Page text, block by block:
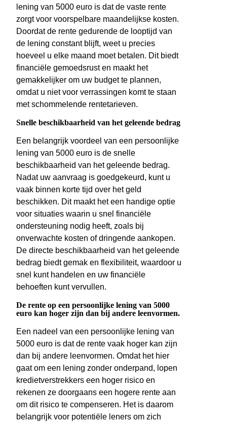
lening van 5000 euro is dat de vaste rente
zorgt voor voorspelbare maandelijkse kosten.
Doordat de rente gedurende de looptijd van
de lening constant blijft, weet u precies
hoeveel u elke maand moet betalen. Dit biedt
financiële gemoedsrust en maakt het
gemakkelijker om uw budget te plannen,
omdat u niet voor verrassingen komt te staan
met schommelende rentetarieven.
Snelle beschikbaarheid van het geleende bedrag
Een belangrijk voordeel van een persoonlijke
lening van 5000 euro is de snelle
beschikbaarheid van het geleende bedrag.
Nadat uw aanvraag is goedgekeurd, kunt u
vaak binnen korte tijd over het geld
beschikken. Dit maakt het een handige optie
voor situaties waarin u snel financiële
ondersteuning nodig heeft, zoals bij
onverwachte kosten of dringende aankopen.
De directe beschikbaarheid van het geleende
bedrag biedt gemak en flexibiliteit, waardoor u
snel kunt handelen en uw financiële
behoeften kunt vervullen.
De rente op een persoonlijke lening van 5000
euro kan hoger zijn dan bij andere leenvormen.
Een nadeel van een persoonlijke lening van
5000 euro is dat de rente vaak hoger kan zijn
dan bij andere leenvormen. Omdat het hier
gaat om een lening zonder onderpand, lopen
kredietverstrekkers een hoger risico en
rekenen ze doorgaans een hogere rente aan
om dit risico te compenseren. Het is daarom
belangrijk voor potentiële leners om zich